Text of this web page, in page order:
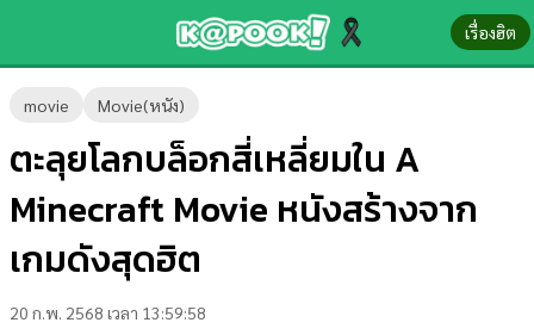
เรื่องฮิต
movie Movie(หนัง)
ตะลุยโลกบล็อกสี่เหลี่ยมใน A
Minecraft Movie หนังสร้างจาก
เกมดังสุดฮิต
20 ก.พ. 2568 เวลา 13:59:58
ข่าว-
ความ
รู้
บันเทิง